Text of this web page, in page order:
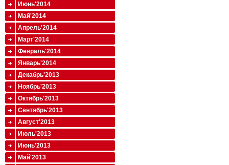
Июнь'2014
Май'2014
Апрель'2014
Март'2014
Февраль'2014
Январь'2014
Декабрь'2013
Ноябрь'2013
Октябрь'2013
Сентябрь'2013
Август'2013
Июль'2013
Июнь'2013
Май'2013